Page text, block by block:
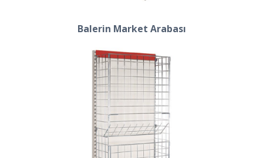
Balerin Market Arabası